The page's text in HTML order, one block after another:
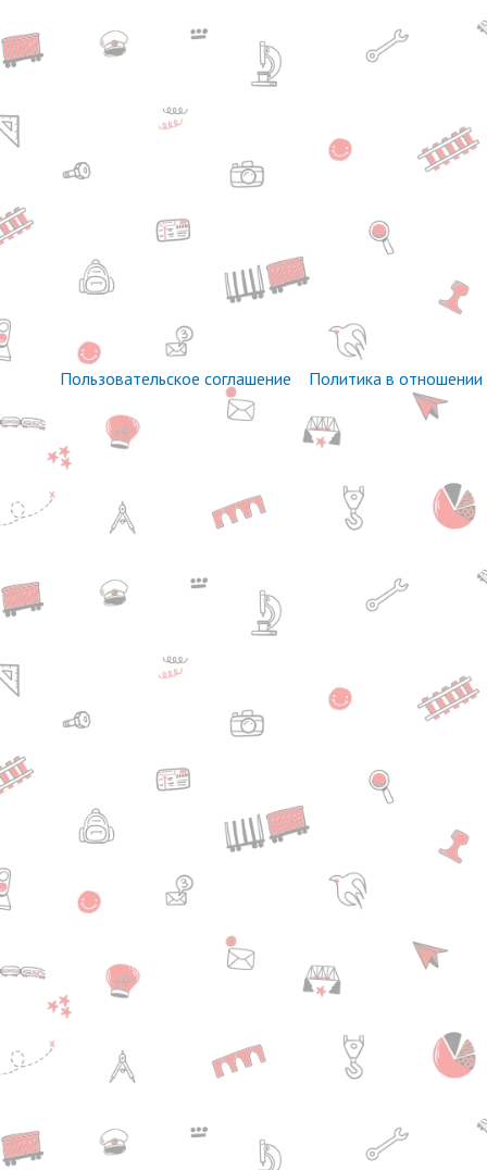
Пользовательское соглашение Политика в